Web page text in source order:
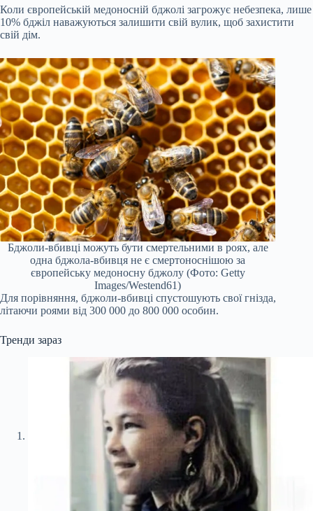
Коли європейській медоносній бджолі загрожує небезпека, лише
10% бджіл наважуються залишити свій вулик, щоб захистити
свій дім.
Бджоли-вбивці можуть бути смертельними в роях, але
одна бджола-вбивця не є смертоноснішою за
європейську медоносну бджолу (Фото: Getty
Images/Westend61)
Для порівняння, бджоли-вбивці спустошують свої гнізда,
літаючи роями від 300 000 до 800 000 особин.
Тренди зараз